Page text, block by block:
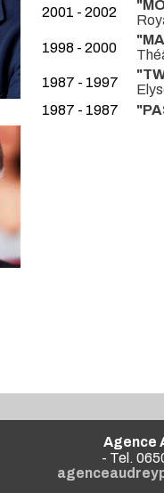
2001 - 2002
1998 - 2000
1987 - 1997
1987 - 1987
Agence
- Tel.